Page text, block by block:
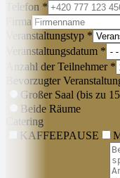
Telefon *
Firma
Veranstaltungstyp *
Veranstaltungsdatum *
Anzahl der Teilnehmer *
Bevorzugter
Großer Saal (bis zu
Beide Räume
Catering
KAFFEEPAUSE